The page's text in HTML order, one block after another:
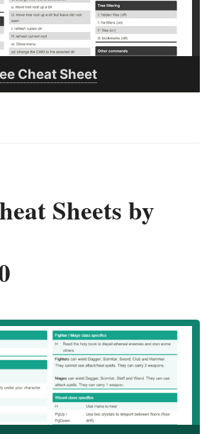
Cheat Sheet
Sheets by